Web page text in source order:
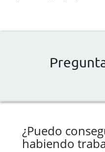
¿Puedo
habiendo